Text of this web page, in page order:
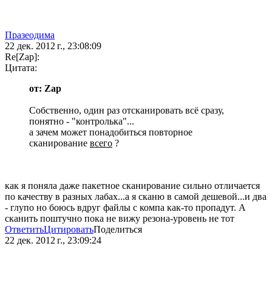
Празеодима
22 дек. 2012 г., 23:08:09
Re[Zap]:
Цитата:
от: Zap
Собственно, один раз отсканировать всё сразу,
понятно - "контролька"...
а зачем может понадобиться повторное
сканирование всего ?
как я поняла даже пакетное сканирование сильно отличается
по качеству в разных лабах...а я сканю в самой дешевой...и два
- глупо но боюсь вдруг файлы с компа как-то пропадут. А
сканить поштучно пока не вижу резона-уровень не тот
ОтветитьЦитироватьПоделиться
22 дек. 2012 г., 23:09:24